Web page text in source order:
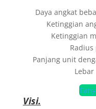
Daya angkat
Ketinggian
Ketinggian
Panjang unit
Visi.